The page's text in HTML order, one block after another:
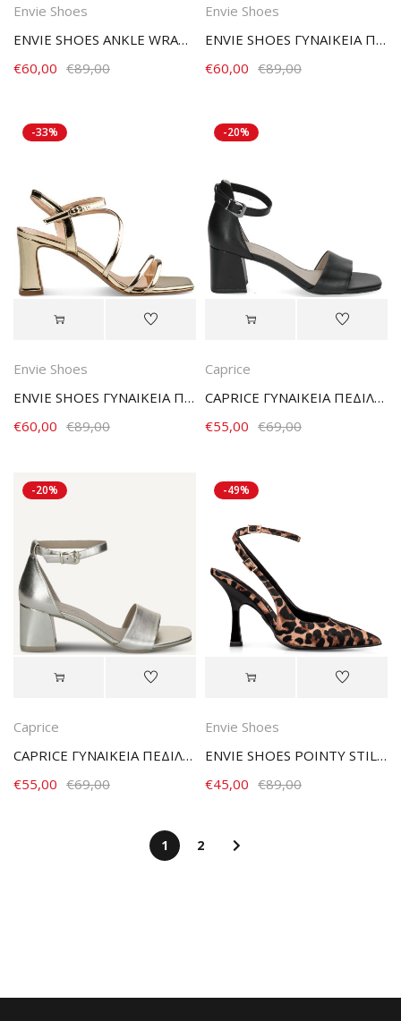
Envie Shoes
ENVIE SHOES ANKLE WRAP HEELS E02-23722-34 BLACK
€89,00
€60,00
Envie Shoes
ENVIE SHOES ΓΥΝΑΙΚΕΙΑ ΠΕΔΙΛΑ E02-23703-34 ΜΑΥΡΑ
€89,00
€60,00
-33%
Envie Shoes
ENVIE SHOES ΓΥΝΑΙΚΕΙΑ ΠΕΔΙΛΑ E02-23703-59 ΧΡΥΣΟ
€89,00
€60,00
-20%
Caprice
CAPRICE ΓΥΝΑΙΚΕΙΑ ΠΕΔΙΛΑ BLACK NAPPA
€69,00
€55,00
-20%
Caprice
CAPRICE ΓΥΝΑΙΚΕΙΑ ΠΕΔΙΛΑ LT.GOLD METAL.
€69,00
€55,00
-49%
Envie Shoes
ENVIE SHOES POINTY STILETTO PUMPS E02-22081-97 ΛΕΟΠΑΡ
€89,00
€45,00
1 2